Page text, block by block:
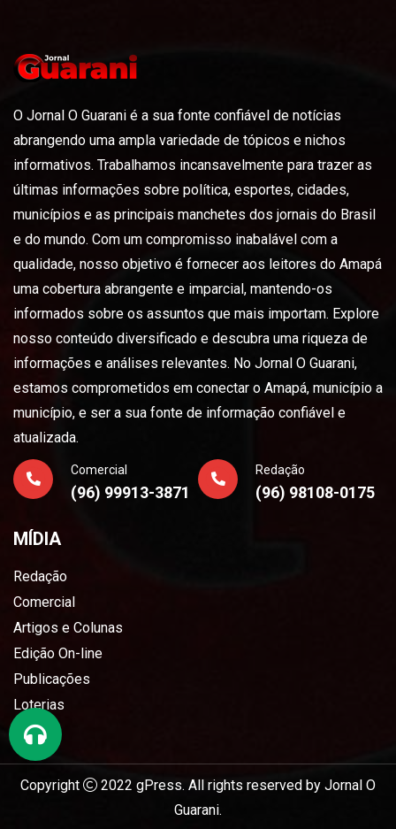
O Jornal O Guarani é a sua fonte confiável de notícias
abrangendo uma ampla variedade de tópicos e nichos
informativos. Trabalhamos incansavelmente para trazer as
últimas informações sobre política, esportes, cidades,
municípios e as principais manchetes dos jornais do Brasil
e do mundo. Com um compromisso inabalável com a
qualidade, nosso objetivo é fornecer aos leitores do Amapá
uma cobertura abrangente e imparcial, mantendo-os
informados sobre os assuntos que mais importam. Explore
nosso conteúdo diversificado e descubra uma riqueza de
informações e análises relevantes. No Jornal O Guarani,
estamos comprometidos em conectar o Amapá, município a
município, e ser a sua fonte de informação confiável e
atualizada.
Comercial
(96) 99913-3871
Redação
(96) 98108-0175
MÍDIA
Redação
Comercial
Artigos e Colunas
Edição On-line
Publicações
Loterias
Copyright 2022 gPress. All rights reserved by Jornal O
Guarani.